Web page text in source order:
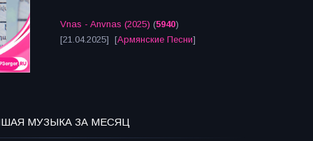
Vnas - Anvnas (2025) (5940)
[21.04.2025] [Армянские Песни]
МУЗЫКА ЗА МЕСЯЦ